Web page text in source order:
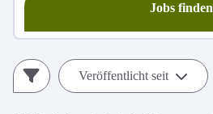
Jobs finden
Veröffentlicht seit